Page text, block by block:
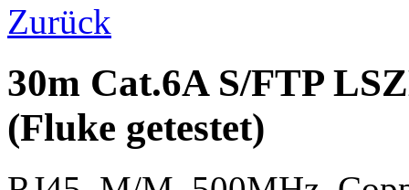
Zurück
30m Cat.6A S/FTP
(Fluke getestet)